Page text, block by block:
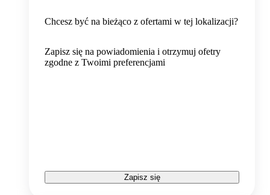
Chcesz być na bieżąco z ofertami w tej lokalizacji?
Zapisz się na powiadomienia i otrzymuj ofetry
zgodne z Twoimi preferencjami
Zapisz się